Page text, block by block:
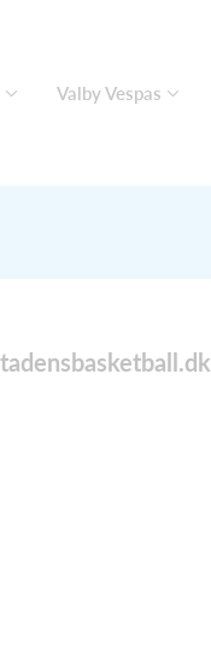
Valby Vespas